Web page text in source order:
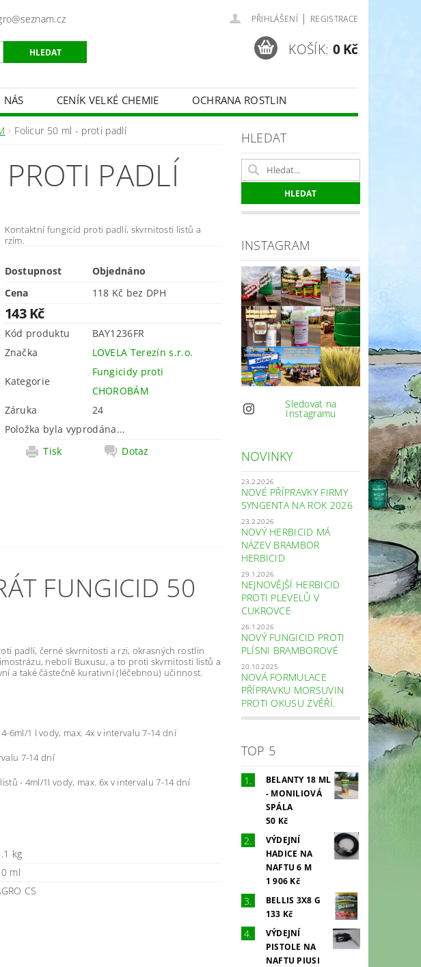
PŘIHLÁŠENÍ | REGISTRACE
KOŠÍK: 0 Kč
NÁS CENÍK VELKÉ CHEMIE
OCHRANA ROSTLIN
OCHRANA VINNÉ RÉVY - BELCHIM
POTŘEBY
PÉČE O TRÁVNÍKY
Folicur 50 ml - proti padlí
PADLÍ
Kontaktní fungicid proti padlí, skvrnitosti listů a
rzím.
Dostupnost
Objednáno
Cena
118 Kč bez DPH
143 Kč
Kód produktu
BAY1236FR
Značka
LOVELA Terezín s.r.o.
Kategorie
Fungicidy proti
CHOROBÁM
Záruka
24
Položka byla vyprodána...
Tisk
Dotaz
FUNGICID 50
padlí, černé skvrnitosti a rzi, okrasných rostlin
neboli Buxusu, a to proti skvrnitosti listů a
a také částečně kurativní (léčebnou) učinnost.
6ml/1 l vody, max. 4x v intervalu 7-14 dní
7-14 dní
- 4ml/1l vody, max. 6x v intervalu 7-14 dní
kg
ml
CS
HLEDAT
INSTAGRAM
Sledovat na
Instagramu
NOVINKY
23.2.2026
NOVÉ PŘÍPRAVKY FIRMY
SYNGENTA NA ROK 2026
23.2.2026
NOVÝ HERBICID MÁ
NÁZEV BRAMBOR
HERBICID
29.1.2026
NEJNOVĚJŠÍ HERBICID
PROTI PLEVELŮ V
CUKROVCE
26.1.2026
NOVÝ FUNGICID PROTI
PLÍSNI BRAMBOROVÉ
20.10.2025
NOVÁ FORMULACE
PŘÍPRAVKU MORSUVIN
PROTI OKUSU ZVĚŘÍ.
TOP 5
BELANTY 18 ML
- MONILIOVÁ
SPÁLA
50 Kč
VÝDEJNÍ
HADICE NA
NAFTU 6 M
1 906 Kč
BELLIS 3X8 G
133 Kč
VÝDEJNÍ
PISTOLE NA
NAFTU PIUSI